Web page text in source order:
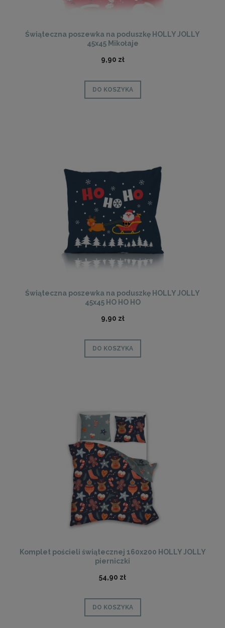
Świąteczna poszewka na poduszkę HOLLY JOLLY
45x45 Mikołaje
9,90 zł
DO KOSZYKA
Świąteczna poszewka na poduszkę HOLLY JOLLY
45x45 HO HO HO
9,90 zł
DO KOSZYKA
Komplet pościeli świątecznej 160x200 HOLLY JOLLY
pierniczki
54,90 zł
DO KOSZYKA